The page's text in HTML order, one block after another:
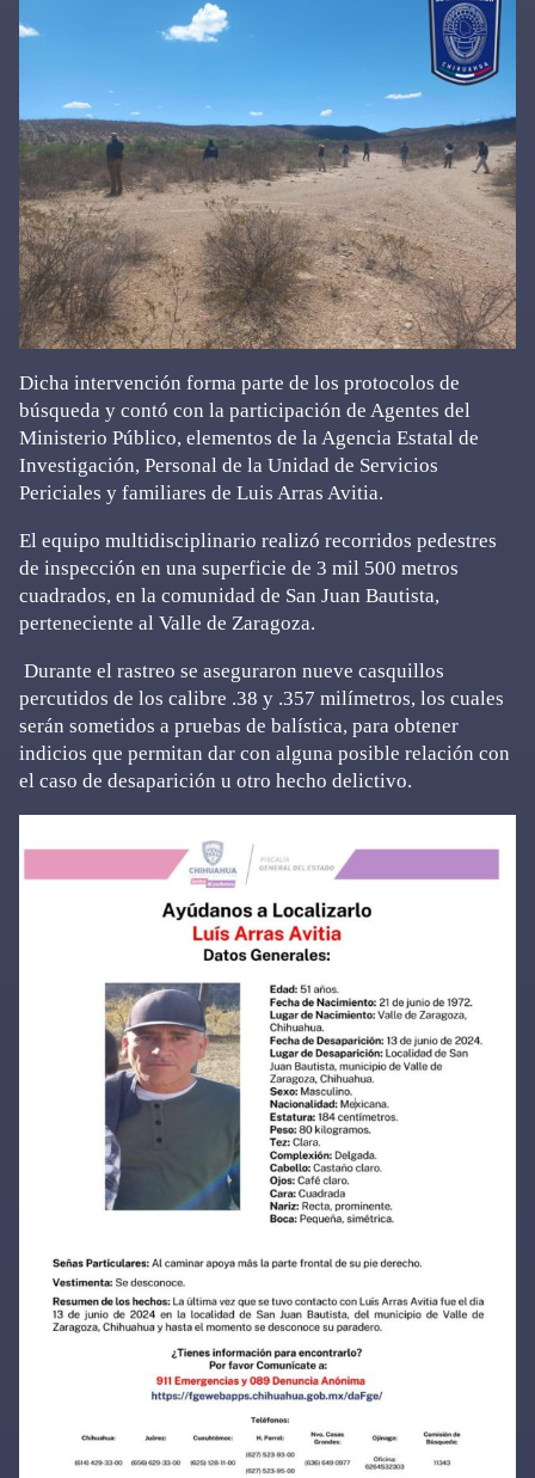
Dicha intervención forma parte de los protocolos de
búsqueda y contó con la participación de Agentes del
Ministerio Público, elementos de la Agencia Estatal de
Investigación, Personal de la Unidad de Servicios
Periciales y familiares de Luis Arras Avitia.
El equipo multidisciplinario realizó recorridos pedestres
de inspección en una superficie de 3 mil 500 metros
cuadrados, en la comunidad de San Juan Bautista,
perteneciente al Valle de Zaragoza.
Durante el rastreo se aseguraron nueve casquillos
percutidos de los calibre .38 y .357 milímetros, los cuales
serán sometidos a pruebas de balística, para obtener
indicios que permitan dar con alguna posible relación con
el caso de desaparición u otro hecho delictivo.